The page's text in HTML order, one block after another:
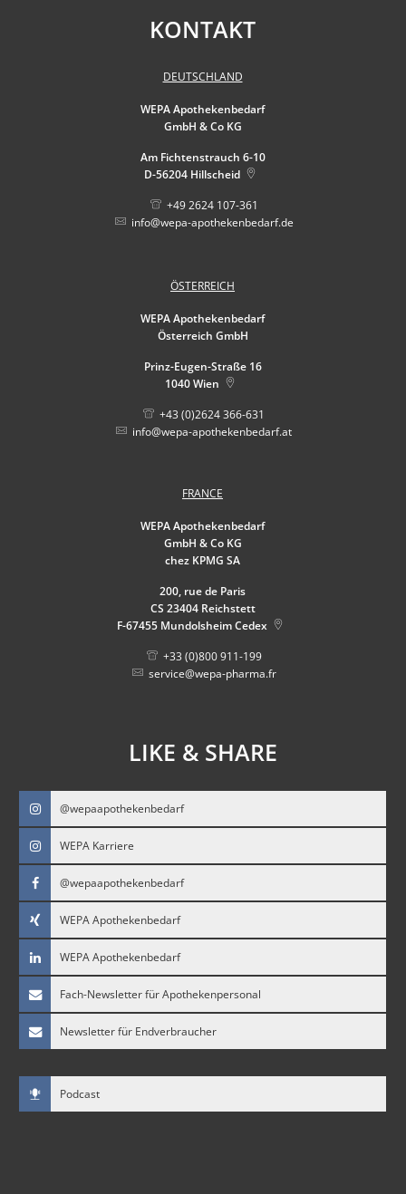
KONTAKT
DEUTSCHLAND
WEPA Apothekenbedarf
GmbH & Co KG
Am Fichtenstrauch 6-10
D-56204 Hillscheid
+49 2624 107-361
info@wepa-apothekenbedarf.de
ÖSTERREICH
WEPA Apothekenbedarf
Österreich GmbH
Prinz-Eugen-Straße 16
1040 Wien
+43 (0)2624 366-631
info@wepa-apothekenbedarf.at
FRANCE
WEPA Apothekenbedarf
GmbH & Co KG
chez KPMG SA
200, rue de Paris
CS 23404 Reichstett
F-67455 Mundolsheim Cedex
+33 (0)800 911-199
service@wepa-pharma.fr
LIKE & SHARE
@wepaapothekenbedarf
WEPA Karriere
@wepaapothekenbedarf
WEPA Apothekenbedarf
WEPA Apothekenbedarf
Fach-Newsletter für Apothekenpersonal
Newsletter für Endverbraucher
Podcast